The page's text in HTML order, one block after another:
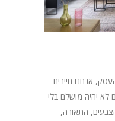
אנחנו חייבים
יהיה מושלם בלי
התאורה,